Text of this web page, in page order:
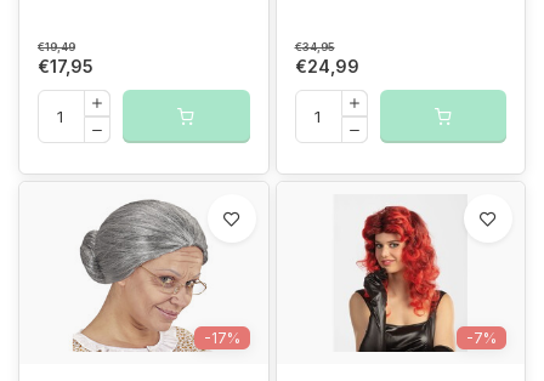
€19,49
€17,95
€34,95
€24,99
-17% -7%